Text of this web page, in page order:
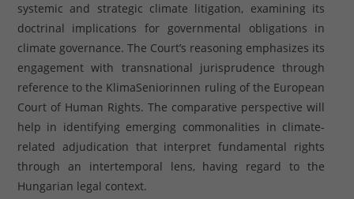
systemic and strategic climate litigation, examining its
doctrinal implications for governmental obligations in
climate governance. The Court’s reasoning emphasizes its
engagement with transnational jurisprudence through
reference to the KlimaSeniorinnen ruling of the European
Court of Human Rights. The comparative perspective will
help in identifying emerging commonalities in climate-
related adjudication that interpret fundamental rights
through an intertemporal lens, having regard to the
Hungarian legal context.